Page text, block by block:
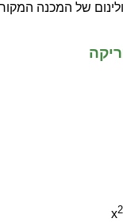
של המכנה
x2